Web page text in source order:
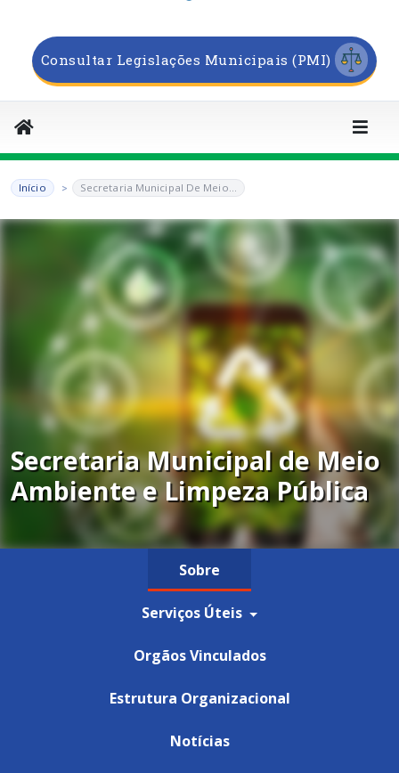
Consultar Legislações Municipais (PMI)
Início Secretaria Municipal De Meio...
Secretaria Municipal de Meio
Ambiente e Limpeza Pública
Sobre
Serviços Úteis
Orgãos Vinculados
Estrutura Organizacional
Notícias